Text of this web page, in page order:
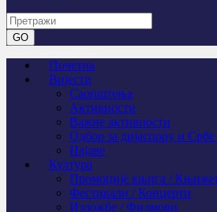
Почетна
Вијести
Саопштења
Активности
Важне активности
Одбор за дијаспору и
Најаве
Култура
Промоције књига /
Фестивали / Концерти
Изложбе / Филмови